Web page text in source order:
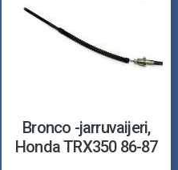
Bronco -jarruvaijeri,
Honda TRX350 86-87